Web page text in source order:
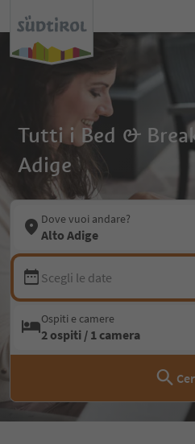
Tutti i Bed &
Adige
Dove vuoi andare?
Alto Adige
Scegli le date
Ospiti e camere
2 ospiti / 1 camera